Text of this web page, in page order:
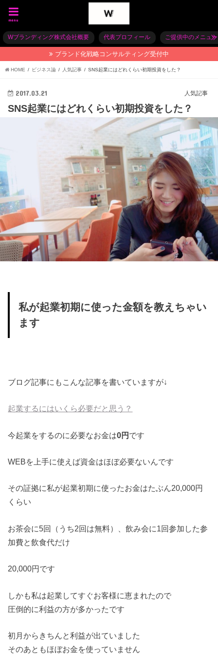
menu
Wブランディング株式会社概要 代表プロフィール ご提供中のメニュー
ブランド化戦略コンサルティング受付中
HOME ビジネス論 人気記事 SNS起業にはどれくらい初期投資をした？
人気記事
2017.03.21
SNS起業にはどれくらい初期投資をした？
私が起業初期に使った金額を教えちゃい
ます
ブログ記事にもこんな記事を書いていますが↓
起業するにはいくら必要だと思う？
今起業をするのに必要なお金は0円 です
WEBを上手に使えば資金はほぼ必要ないんです
その証拠に私が起業初期に使ったお金はたぶん20,000円
くらい
お茶会に5回（うち2回は無料）、飲み会に1回参加した参
加費と飲食代だけ
20,000円です
しかも私は起業してすぐお客様に恵まれたので
圧倒的に利益の方が多かったです
初月からきちんと利益が出ていました
そのあともほぼお金を使っていません